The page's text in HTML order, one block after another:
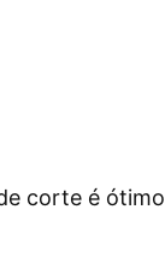
corte é